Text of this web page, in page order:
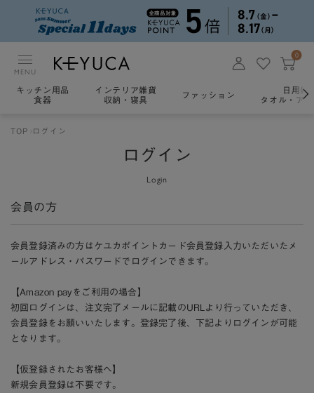
MENU
0
キッチン用品
食器
インテリア雑貨
収納・寝具
ファッション
日用雑
タオル・ア
TOP ログイン
ログイン
Login
会員の方
会員登録済みの方はケユカポイントカード会員登録入力いただいたメ
ールアドレス・パスワードでログインできます。
【Amazon payをご利用の場合】
初回ログインは、注文完了メールに記載のURLより行っていただき、
会員登録をお願いいたします。登録完了後、下記よりログインが可能
となります。
【仮登録されたお客様へ】
新規会員登録は不要です。